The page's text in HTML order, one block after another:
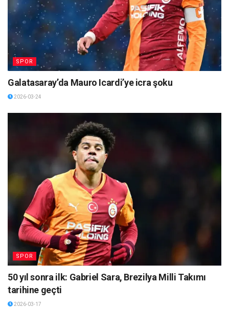
SPOR
Galatasaray’da Mauro Icardi’ye icra şoku
2026-03-24
SPOR
50 yıl sonra ilk: Gabriel Sara, Brezilya Milli Takımı
tarihine geçti
2026-03-17